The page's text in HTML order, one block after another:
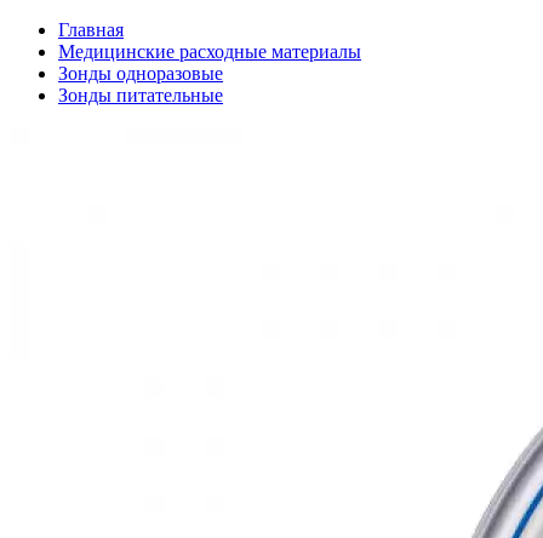
Главная
Медицинские расходные материалы
Зонды одноразовые
Зонды питательные